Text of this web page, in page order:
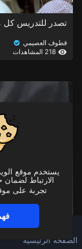
يستخدم موقع
الارتباط
تجربة على
تصدر للتدريس
قطوف العصيمي
حكم النظر إلى
الصفحة الرئيسية